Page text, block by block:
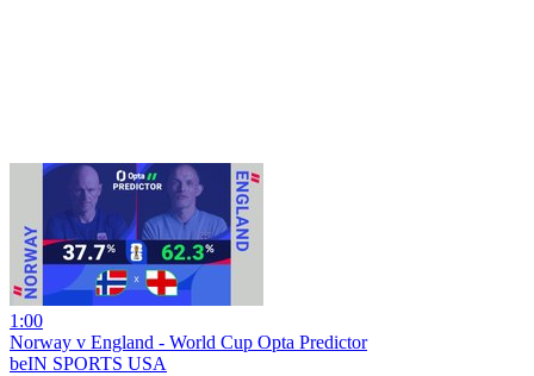
1:00
Norway v England - World Cup Opta Predictor
beIN SPORTS USA